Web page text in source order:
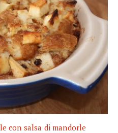
con salsa di mandorle